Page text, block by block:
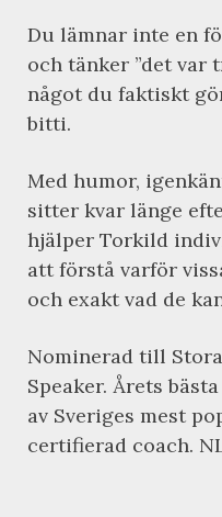
Du lämnar inte en
och tänker ”det var
något du faktiskt
bitti.
Med humor,
sitter kvar länge
hjälper Torkild
att förstå varför
och exakt vad de
Nominerad till
Speaker. Årets
av Sveriges mest
certifierad coach.